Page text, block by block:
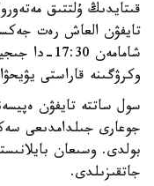
قىتايدىڭ ۇلتتىق
تايفۋن العاش رەت
شامامەن
وكرۋگىنە قاراستى
سول ساتتە تايفۋن
بولدى. وسىعان
جاتقىزىلدى.